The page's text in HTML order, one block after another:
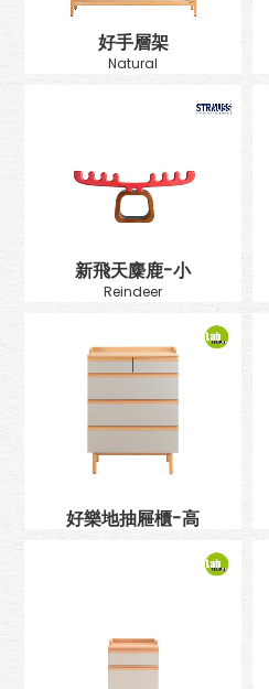
好手層架
Natural
新飛天麋鹿-小
Reindeer
好樂地抽屜櫃-高